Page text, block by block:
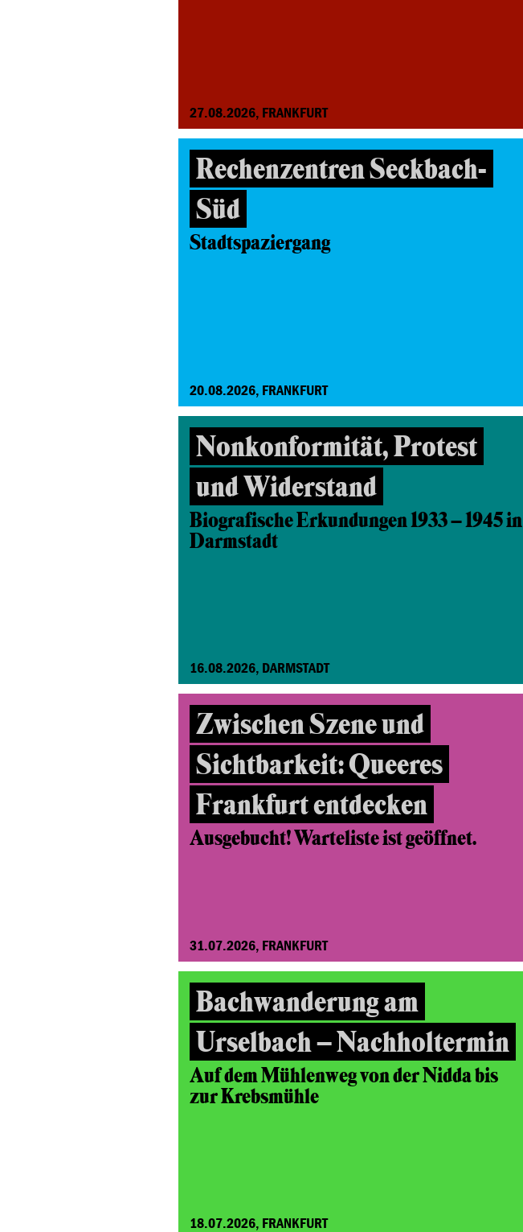
27.08.2026, FRANKFURT
Rechenzentren Seckbach-
Süd
Stadtspaziergang
20.08.2026, FRANKFURT
Nonkonformität, Protest
und Widerstand
Biografische Erkundungen 1933 – 1945 in
Darmstadt
16.08.2026, DARMSTADT
Zwischen Szene und
Sichtbarkeit: Queeres
Frankfurt entdecken
Ausgebucht! Warteliste ist geöffnet.
31.07.2026, FRANKFURT
Bachwanderung am
Urselbach – Nachholtermin
Auf dem Mühlenweg von der Nidda bis
zur Krebsmühle
18.07.2026, FRANKFURT